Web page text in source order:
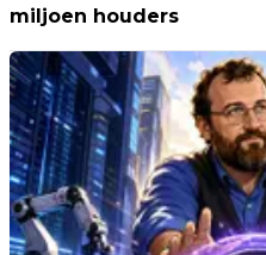
miljoen houders